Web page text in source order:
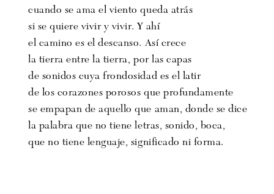
cuando se ama el viento queda atrás
si se quiere vivir y vivir. Y ahí
el camino es el descanso. Así crece
la tierra entre la tierra, por las capas
de sonidos cuya frondosidad es el latir
de los corazones porosos que profundamente
se empapan de aquello que aman, donde se dice
la palabra que no tiene letras, sonido, boca,
que no tiene lenguaje, significado ni forma.